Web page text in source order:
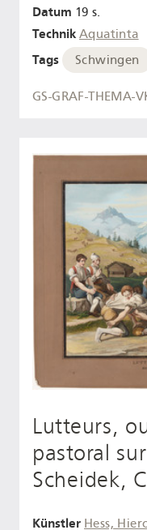
Datum 19 s.
Technik Aquatinta
Tags Schwingen
GS-GRAF-THEMA-
Lutteurs,
pastoral
Scheidek,
Künstler Hess,